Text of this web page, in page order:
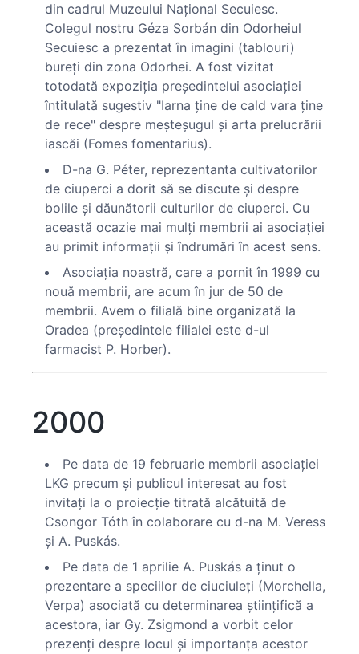
din cadrul Muzeului Naţional Secuiesc.
Colegul nostru Géza Sorbán din Odorheiul
Secuiesc a prezentat în imagini (tablouri)
bureţi din zona Odorhei. A fost vizitat
totodată expoziţia preşedintelui asociaţiei
întitulată sugestiv "Iarna ţine de cald vara ţine
de rece" despre meşteşugul şi arta prelucrării
iascăi (Fomes fomentarius).
D-na G. Péter, reprezentanta cultivatorilor
de ciuperci a dorit să se discute şi despre
bolile şi dăunătorii culturilor de ciuperci. Cu
această ocazie mai mulţi membrii ai asociaţiei
au primit informaţii şi îndrumări în acest sens.
Asociaţia noastră, care a pornit în 1999 cu
nouă membrii, are acum în jur de 50 de
membrii. Avem o filială bine organizată la
Oradea (preşedintele filialei este d-ul
farmacist P. Horber).
2000
Pe data de 19 februarie membrii asociaţiei
LKG precum şi publicul interesat au fost
invitaţi la o proiecţie titrată alcătuită de
Csongor Tóth în colaborare cu d-na M. Veress
şi A. Puskás.
Pe data de 1 aprilie A. Puskás a ţinut o
prezentare a speciilor de ciuciuleţi (Morchella,
Verpa) asociată cu determinarea ştiinţifică a
acestora, iar Gy. Zsigmond a vorbit celor
prezenţi despre locul şi importanţa acestor